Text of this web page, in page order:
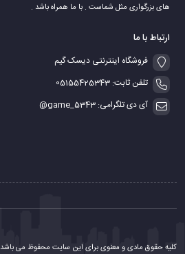
های بزرگواری مثل شماست . با ما همراه باشد .
ارتباط با ما
فروشگاه اینترنتی دیسک گیم
تلفن ثابت: 05155425343
آی دی تلگرامی: game_5343@
کلیه حقوق مادی و معنوی برای این سایت محفوظ می باشد